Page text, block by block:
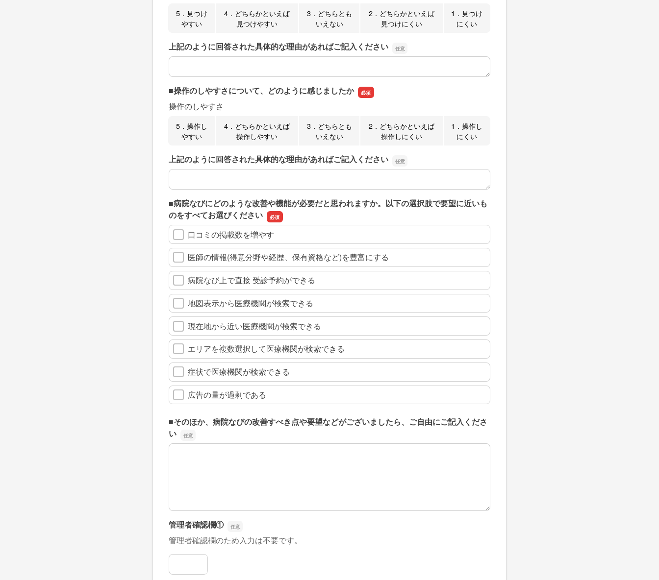
5．見つけ
やすい
4．どちらかといえば
見つけやすい
3．どちらとも
いえない
2．どちらかといえば
見つけにくい
1．見つけ
にくい
上記のように回答された具体的な理由があればご記入ください
上記のように回答された具体的な理由があればご記入ください
■操作のしやすさについて、どのように感じましたか
操作のしやすさ
5．操作し
やすい
4．どちらかといえば
操作しやすい
3．どちらとも
いえない
2．どちらかといえば
操作しにくい
1．操作し
にくい
上記のように回答された具体的な理由があればご記入ください
上記のように回答された具体的な理由があればご記入ください
■病院なびにどのような改善や機能が必要だと思われますか。以下の選択肢で要望に近いも
のをすべてお選びください
口コミの掲載数を増やす
医師の情報(得意分野や経歴、保有資格など)を豊富にする
病院なび上で直接 受診予約ができる
地図表示から医療機関が検索できる
現在地から近い医療機関が検索できる
エリアを複数選択して医療機関が検索できる
症状で医療機関が検索できる
広告の量が過剰である
■そのほか、病院なびの改善すべき点や要望などがございましたら、ご自由にご記入くださ
い
■そのほか、病院なびの改善すべき点や要望などがございましたら、ご自由にご記入ください
管理者確認欄①
管理者確認欄のため入力は不要です。
管理者確認欄①